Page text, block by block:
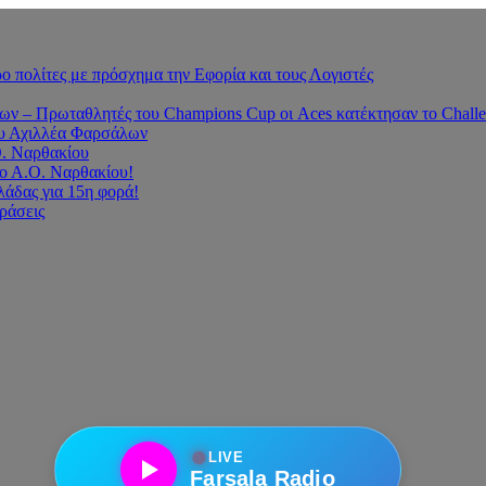
με πρόσχημα την Εφορία και τους Λογιστές
Πρωταθλητές του Champions Cup οι Aces κατέκτησαν το
Αχιλλέα Φαρσάλων
Ναρθακίου
ο Α.Ο. Ναρθακίου!
για 15η φορά!
●LIVE
Farsala Radio